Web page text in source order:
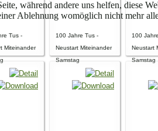
Tus -
Miteinander
100 Jahre Tus -
Neustart Miteinander
Samstag
100
Neustart
Samstag
während andere uns helfen, diese
Ablehnung womöglich nicht mehr